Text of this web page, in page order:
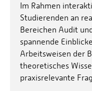
Im Rahmen
Studierenden an
Bereichen Audit
spannende
Arbeitsweisen der
theoretisches
praxisrelevante